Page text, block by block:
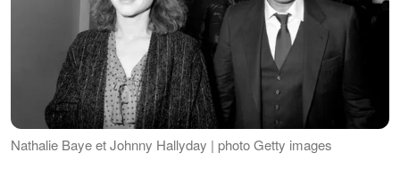
Nathalie Baye et Johnny Hallyday | photo Getty images